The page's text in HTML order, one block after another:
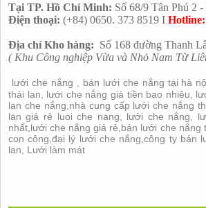
Tại TP. Hồ Chí Minh: Số 68/9 Tân Phú 2
Điện thoại: (+84) 0650. 373 8519 I Hotline:
Địa chỉ Kho hàng: Số 168 đường Thanh
( Khu Công nghiệp Vừa và Nhỏ Nam Từ
lưới che nắng , bán lưới che nắng tại hà
thái lan, lưới che nắng giá tiền bao nhiêu,
lan che nắng,nhà cung cấp lưới che nắng
lan giá rẻ luoi che nang, lưới che nắng,
nhất,lưới che nắng giá rẻ,bán lưới che
con công,đại lý lưới che nắng,công ty
lan, Lưới làm mát